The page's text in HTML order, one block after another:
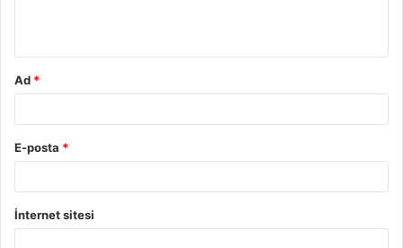
Ad *
E-posta *
İnternet sitesi